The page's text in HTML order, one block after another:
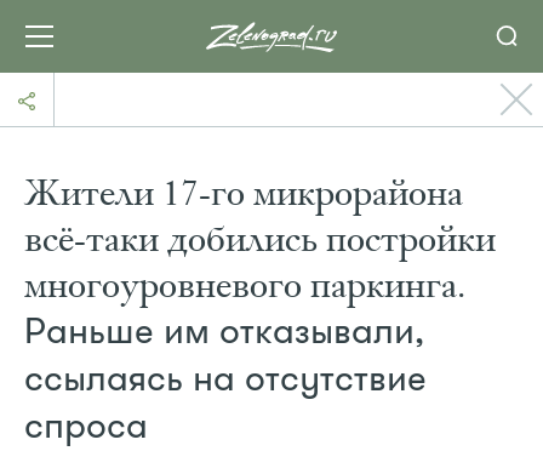
Жители 17-го микрорайона
всё-таки добились постройки
многоуровневого паркинга.
Раньше им отказывали,
ссылаясь на отсутствие
спроса